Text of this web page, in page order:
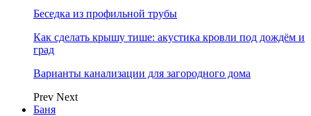
Беседка из профильной трубы
Как сделать крышу тише: акустика кровли под дождём и
град
Варианты канализации для загородного дома
Prev Next
Баня